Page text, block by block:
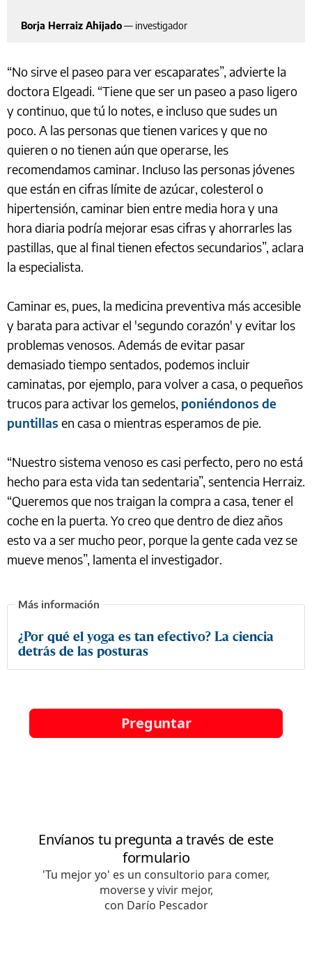
Borja Herraiz Ahijado— investigador
“No sirve el paseo para ver escaparates”, advierte la
doctora Elgeadi. “Tiene que ser un paseo a paso ligero
y continuo, que tú lo notes, e incluso que sudes un
poco. A las personas que tienen varices y que no
quieren o no tienen aún que operarse, les
recomendamos caminar. Incluso las personas jóvenes
que están en cifras límite de azúcar, colesterol o
hipertensión, caminar bien entre media hora y una
hora diaria podría mejorar esas cifras y ahorrarles las
pastillas, que al final tienen efectos secundarios”, aclara
la especialista.
Caminar es, pues, la medicina preventiva más accesible
y barata para activar el 'segundo corazón' y evitar los
problemas venosos. Además de evitar pasar
demasiado tiempo sentados, podemos incluir
caminatas, por ejemplo, para volver a casa, o pequeños
trucos para activar los gemelos, poniéndonos de
puntillas en casa o mientras esperamos de pie.
“Nuestro sistema venoso es casi perfecto, pero no está
hecho para esta vida tan sedentaria”, sentencia Herraiz.
“Queremos que nos traigan la compra a casa, tener el
coche en la puerta. Yo creo que dentro de diez años
esto va a ser mucho peor, porque la gente cada vez se
mueve menos”, lamenta el investigador.
¿Por qué el yoga es tan efectivo? La ciencia
detrás de las posturas